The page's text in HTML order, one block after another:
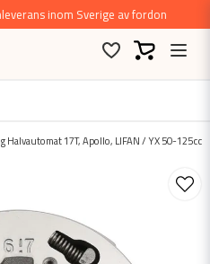
inom Sverige av fordon
Halvautomat 17T, Apollo, LIFAN / YX 50-125cc